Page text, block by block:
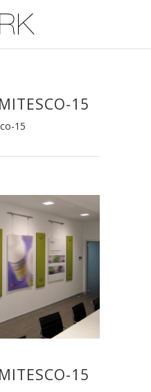
15
15
15